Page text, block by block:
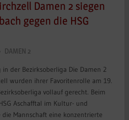
Damen 2 siegen
gegen die HSG
DAMEN 2
der Bezirksoberliga Die Damen 2
wurden ihrer Favoritenrolle am 19.
vollauf gerecht. Beim
Aschafftal im Kultur- und
Mannschaft eine konzentrierte